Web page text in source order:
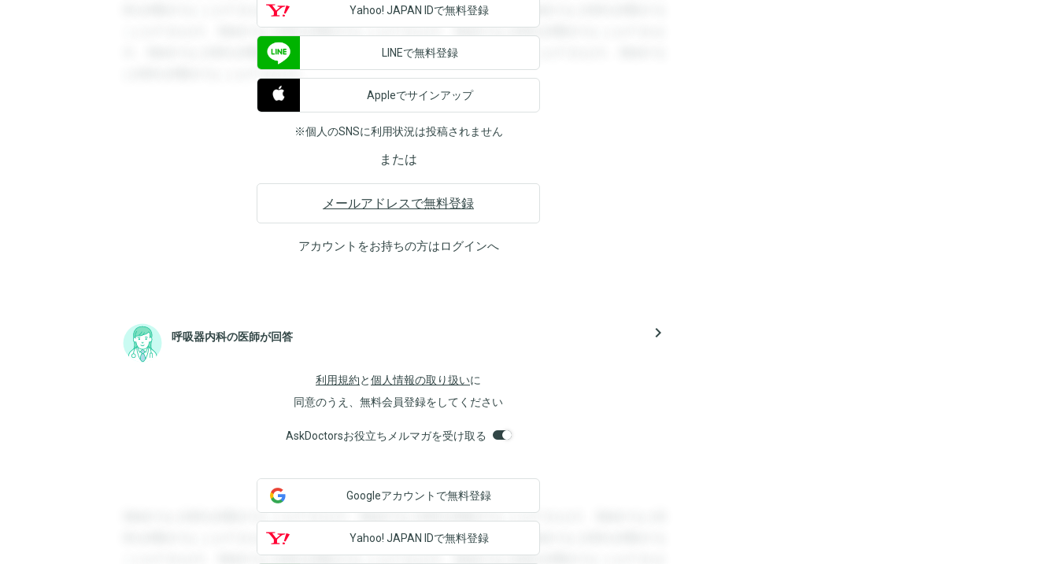
答を閲覧することができます。登録すると回答を閲覧することができます。登録すると回答を閲覧する
ことができます。登録すると回答を閲覧することができます。登録すると回答を閲覧することができま
す。登録すると回答を閲覧することができます。登録すると回答を閲覧することができます。登録する
と回答を閲覧することができます。
Yahoo! JAPAN IDで無料登録
LINEで無料登録
Appleでサインアップ
※個人のSNSに利用状況は投稿されません
または
メールアドレスで無料登録
アカウントをお持ちの方はログインへ
呼吸器内科の医師が回答 navigate_next
利用規約と個人情報の取り扱いに
同意のうえ、無料会員登録をしてください
AskDoctorsお役立ちメルマガを受け取る
登録すると回答を閲覧することができます。登録すると回答を閲覧することができます。登録すると回
答を閲覧することができます。登録すると回答を閲覧することができます。登録すると回答を閲覧する
ことができます。登録すると回答を閲覧することができます。登録すると回答を閲覧することができま
Googleアカウントで無料登録
Yahoo! JAPAN IDで無料登録